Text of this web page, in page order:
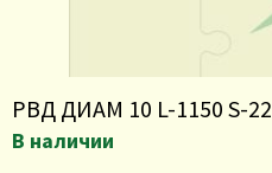
РВД ДИАМ 10 L-1150 S-22
В наличии